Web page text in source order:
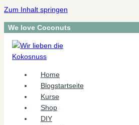
Zum Inhalt springen
We love Coconuts
Home
Blogstartseite
Kurse
Shop
DIY